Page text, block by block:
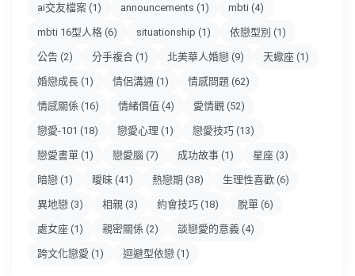
ai交友檔案 (1) announcements (1) mbti (4)
mbti 16型人格 (6) situationship (1) 依戀型別 (1)
公告 (2) 分手複合 (1) 北美華人婚戀 (9) 天蠍座 (1)
婚戀成長 (1) 情侶溝通 (1) 情感問題 (62)
情感關係 (16) 情緒價值 (4) 愛情觀 (52)
戀愛-101 (18) 戀愛心理 (1) 戀愛技巧 (13)
戀愛書單 (1) 戀愛腦 (7) 成功故事 (1) 星座 (3)
暗戀 (1) 曖昧 (41) 熱戀期 (38) 生理性喜歡 (6)
異地戀 (3) 相親 (3) 約會技巧 (18) 脫單 (6)
處女座 (1) 親密關係 (2) 談戀愛的意義 (4)
跨文化戀愛 (1) 迴避型依戀 (1)